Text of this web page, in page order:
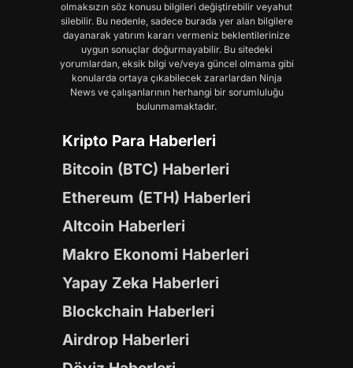
olmaksızın söz konusu bilgileri değiştirebilir veyahut
silebilir. Bu nedenle, sadece burada yer alan bilgilere
dayanarak yatırım kararı vermeniz beklentilerinize
uygun sonuçlar doğurmayabilir. Bu sitedeki
yorumlardan, eksik bilgi ve/veya güncel olmama gibi
konularda ortaya çıkabilecek zararlardan Ninja
News ve çalışanlarının herhangi bir sorumluluğu
bulunmamaktadır.
Kripto Para Haberleri
Bitcoin (BTC) Haberleri
Ethereum (ETH) Haberleri
Altcoin Haberleri
Makro Ekonomi Haberleri
Yapay Zeka Haberleri
Blockchain Haberleri
Airdrop Haberleri